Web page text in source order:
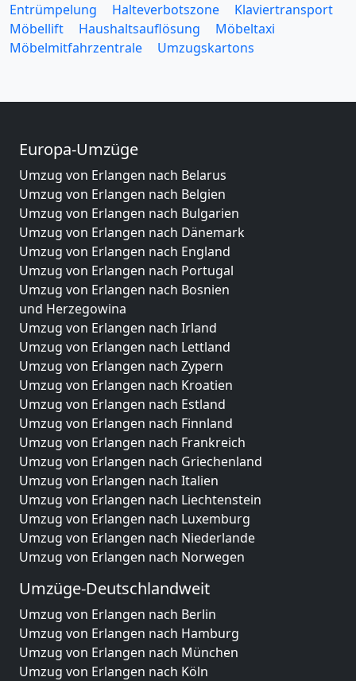
Entrümpelung
Halteverbotszone
Klaviertransport
Möbellift
Haushaltsauflösung
Möbeltaxi
Möbelmitfahrzentrale
Umzugskartons
Europa-Umzüge
Umzug von Erlangen nach Belarus
Umzug von Erlangen nach Belgien
Umzug von Erlangen nach Bulgarien
Umzug von Erlangen nach Dänemark
Umzug von Erlangen nach England
Umzug von Erlangen nach Portugal
Umzug von Erlangen nach Bosnien
und Herzegowina
Umzug von Erlangen nach Irland
Umzug von Erlangen nach Lettland
Umzug von Erlangen nach Zypern
Umzug von Erlangen nach Kroatien
Umzug von Erlangen nach Estland
Umzug von Erlangen nach Finnland
Umzug von Erlangen nach Frankreich
Umzug von Erlangen nach Griechenland
Umzug von Erlangen nach Italien
Umzug von Erlangen nach Liechtenstein
Umzug von Erlangen nach Luxemburg
Umzug von Erlangen nach Niederlande
Umzug von Erlangen nach Norwegen
Umzüge-Deutschlandweit
Umzug von Erlangen nach Berlin
Umzug von Erlangen nach Hamburg
Umzug von Erlangen nach München
Umzug von Erlangen nach Köln